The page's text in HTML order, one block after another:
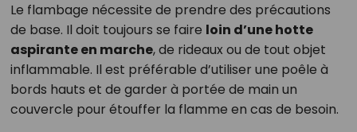
Le flambage nécessite de prendre des précautions
de base. Il doit toujours se faire loin d’une hotte
aspirante en marche, de rideaux ou de tout objet
inflammable. Il est préférable d’utiliser une poêle à
bords hauts et de garder à portée de main un
couvercle pour étouffer la flamme en cas de besoin.